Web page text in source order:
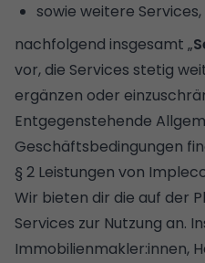
sowie weitere
nachfolgend insgesamt „
vor, die Services stetig
ergänzen oder
Entgegenstehende
Geschäftsbedingungen
§ 2 Leistungen von
Wir bieten dir die auf der
Services zur Nutzung an.
Immobilienmakler:innen,